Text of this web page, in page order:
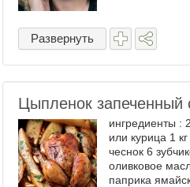
Развернуть
Цыпленок запеченный
ингредиенты :
или курица 1
чеснок 6
оливковое
паприка